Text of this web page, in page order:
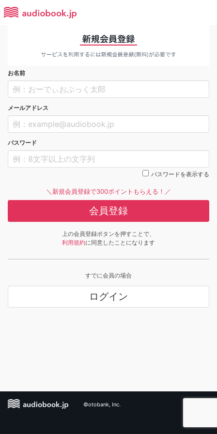
お名前
メールアドレス
パスワード
パスワードを表示する
＼新規会員登録で300ポイントもらえる！／
会員登録
上の会員登録ボタンを押すことで、
利用規約に同意したことになります
すでに会員の場合
ログイン
©otobank, Inc.